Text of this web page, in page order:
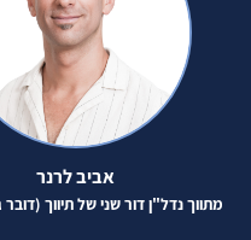
אביב לרנר
מתווך נדל"ן דור שני של תיווך